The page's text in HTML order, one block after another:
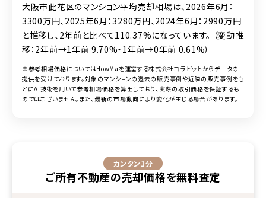
大阪市此花区のマンション平均売却相場は、2026年6月：
3300万円、2025年6月：3280万円、2024年6月：2990万円
と推移し、2年前と比べて110.37%になっています。 （変動推
移：2年前→1年前 9.70%・1年前→0年前 0.61%）
※参考相場価格についてはHowMaを運営する株式会社コラビットからデータの
提供を受けております。対象のマンションの過去の販売事例や近隣の販売事例をも
とにAI技術を用いて参考相場価格を算出しており、実際の取引価格を保証するも
のではございません。また、最新の市場動向により変化が生じる場合があります。
カンタン1分
ご所有不動産の売却価格を無料査定